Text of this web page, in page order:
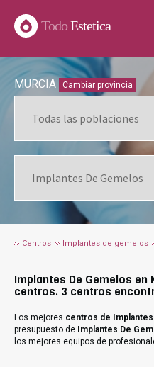
TodoEstetica
MURCIA Cambiar provincia
Centros Implantes de gemelos
Implantes De Gemelos
centros. 3 centros
Los mejores centros de
presupuesto de Implantes De
los mejores equipos de